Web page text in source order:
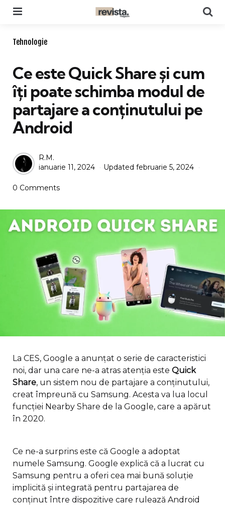
Categories
Tehnologie
Ce este Quick Share și cum
îți poate schimba modul de
partajare a conținutului pe
Android
Posted
by
R.M.
ianuarie 11, 2024
Updated februarie 5, 2024
0 Comments
La CES, Google a anunțat o serie de caracteristici
noi, dar una care ne-a atras atenția este Quick
Share, un sistem nou de partajare a conținutului,
creat împreună cu Samsung. Acesta va lua locul
funcției Nearby Share de la Google, care a apărut
în 2020.
Ce ne-a surprins este că Google a adoptat
numele Samsung. Google explică că a lucrat cu
Samsung pentru a oferi cea mai bună soluție
implicită și integrată pentru partajarea de
conținut între dispozitive care rulează Android